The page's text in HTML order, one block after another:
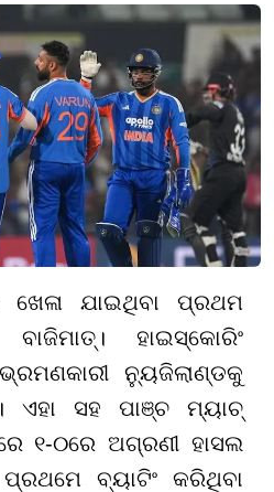
ଖେଳା ଯାଇଥିବା ପ୍ରଥମ
ହାଇସ୍କୋରିଂ
ନ୍ୟୁଜିଲାଣ୍ଡକୁ
ଏହା ସହ ପାଞ୍ଚ ମ୍ୟାଚ୍
୧-୦ରେ ଅଗ୍ରଣୀ ହାସଲ
ପ୍ରଥମେ ବ୍ୟାଟିଂ କରିଥିବା